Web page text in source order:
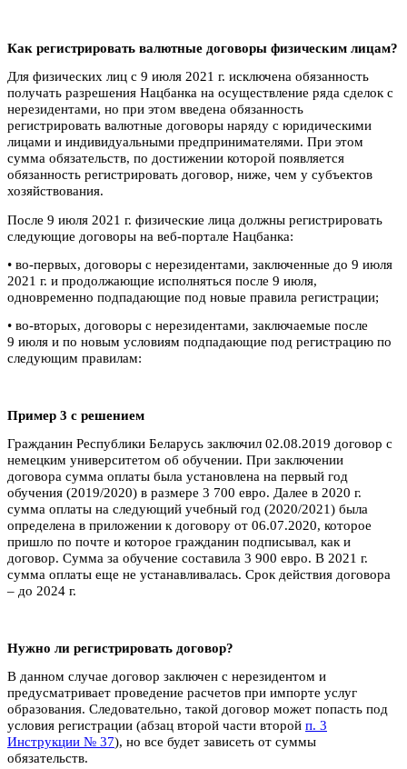
Как регистрировать валютные договоры физическим лицам?
Для физических лиц с 9 июля 2021 г. исключена обязанность
получать разрешения Нацбанка на осуществление ряда сделок с
нерезидентами, но при этом введена обязанность
регистрировать валютные договоры наряду с юридическими
лицами и индивидуальными предпринимателями. При этом
сумма обязательств, по достижении которой появляется
обязанность регистрировать договор, ниже, чем у субъектов
хозяйствования.
После 9 июля 2021 г. физические лица должны регистрировать
следующие договоры на веб-портале Нацбанка:
• во-первых, договоры с нерезидентами, заключенные до 9 июля
2021 г. и продолжающие исполняться после 9 июля,
одновременно подпадающие под новые правила регистрации;
• во-вторых, договоры с нерезидентами, заключаемые после
9 июля и по новым условиям подпадающие под регистрацию по
следующим правилам:
Пример 3 с решением
Гражданин Республики Беларусь заключил 02.08.2019 договор с
немецким университетом об обучении. При заключении
договора сумма оплаты была установлена на первый год
обучения (2019/2020) в размере 3 700 евро. Далее в 2020 г.
сумма оплаты на следующий учебный год (2020/2021) была
определена в приложении к договору от 06.07.2020, которое
пришло по почте и которое гражданин подписывал, как и
договор. Сумма за обучение составила 3 900 евро. В 2021 г.
сумма оплаты еще не устанавливалась. Срок действия договора
– до 2024 г.
Нужно ли регистрировать договор?
В данном случае договор заключен с нерезидентом и
предусматривает проведение расчетов при импорте услуг
образования. Следовательно, такой договор может попасть под
условия регистрации (абзац второй части второй п. 3
Инструкции № 37), но все будет зависеть от суммы
обязательств.